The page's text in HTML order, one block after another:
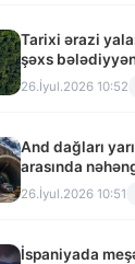
Tarixi ərazi
şəxs
26.İyul.2026 10:52
And dağları
arasında
26.İyul.2026 10:51
İspaniyada